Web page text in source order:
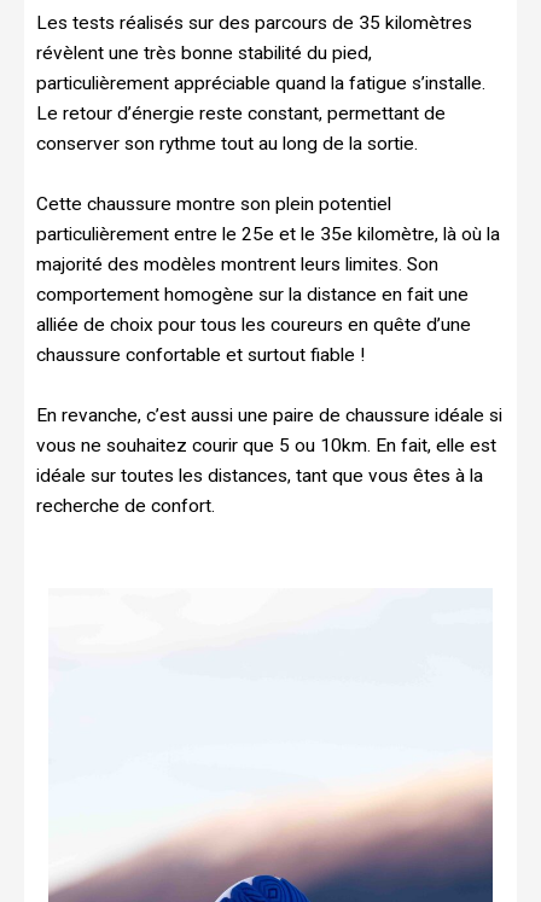
Les tests réalisés sur des parcours de 35 kilomètres
révèlent une très bonne stabilité du pied,
particulièrement appréciable quand la fatigue s’installe.
Le retour d’énergie reste constant, permettant de
conserver son rythme tout au long de la sortie.
Cette chaussure montre son plein potentiel
particulièrement entre le 25e et le 35e kilomètre, là où la
majorité des modèles montrent leurs limites. Son
comportement homogène sur la distance en fait une
alliée de choix pour tous les coureurs en quête d’une
chaussure confortable et surtout fiable !
En revanche, c’est aussi une paire de chaussure idéale si
vous ne souhaitez courir que 5 ou 10km. En fait, elle est
idéale sur toutes les distances, tant que vous êtes à la
recherche de confort.